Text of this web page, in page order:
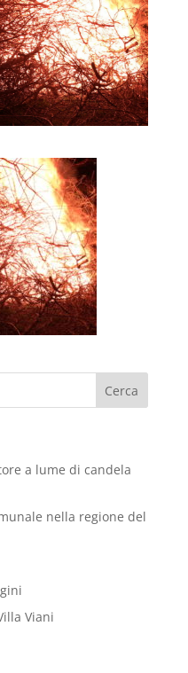
a lume di candela
nella regione del
Viani